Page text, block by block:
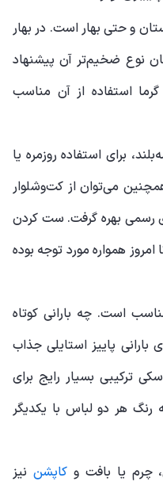
و حتی بهار است. در بهار
نوع ضخیم‌تر آن پیشنهاد
استفاده از آن مناسب
برای استفاده روزمره یا
می‌توان از کت‌وشلوار
رسمی بهره گرفت. ست کردن
همواره مورد توجه بوده
است. چه بارانی کوتاه
بارانی پاییز استایلی جذاب
ترکیبی بسیار رایج برای
هر دو لباس با یکدیگر
چرم یا بافت وکاپشن نیز